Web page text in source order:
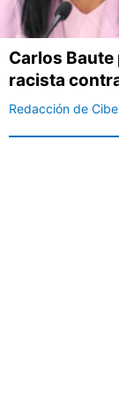
Carlos
racista
Redacción de